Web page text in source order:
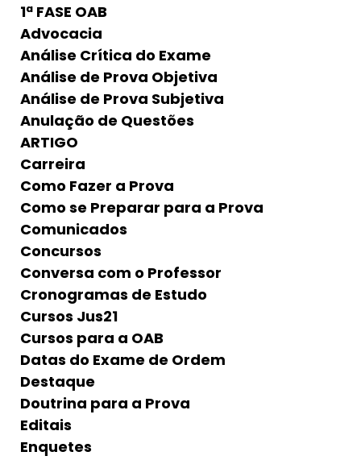
1ª FASE OAB
Advocacia
Análise Crítica do Exame
Análise de Prova Objetiva
Análise de Prova Subjetiva
Anulação de Questões
ARTIGO
Carreira
Como Fazer a Prova
Como se Preparar para a Prova
Comunicados
Concursos
Conversa com o Professor
Cronogramas de Estudo
Cursos Jus21
Cursos para a OAB
Datas do Exame de Ordem
Destaque
Doutrina para a Prova
Editais
Enquetes